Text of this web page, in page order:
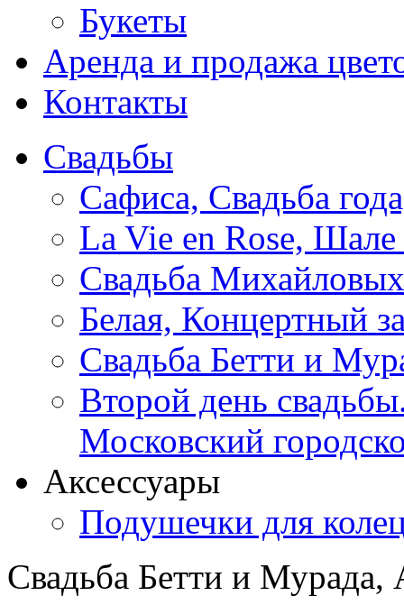
Букеты
Аренда и продажа
Контакты
Свадьбы
Сафиса, Свадьба
La Vie en Rose, Шале
Свадьба Михайловых
Белая, Концертный
Свадьба Бетти и
Второй день
Московский
Аксессуары
Подушечки для
Свадьба Бетти и Мурада,